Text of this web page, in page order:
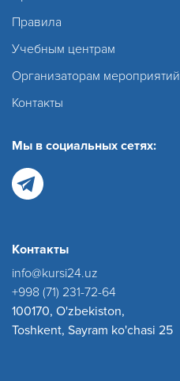
Правила
Учебным центрам
Организаторам мероприятий
Контакты
Мы в социальных сетях:
Контакты
info@kursi24.uz
+998 (71) 231-72-64
100170, O'zbekiston,
Toshkent, Sayram ko'chasi 25